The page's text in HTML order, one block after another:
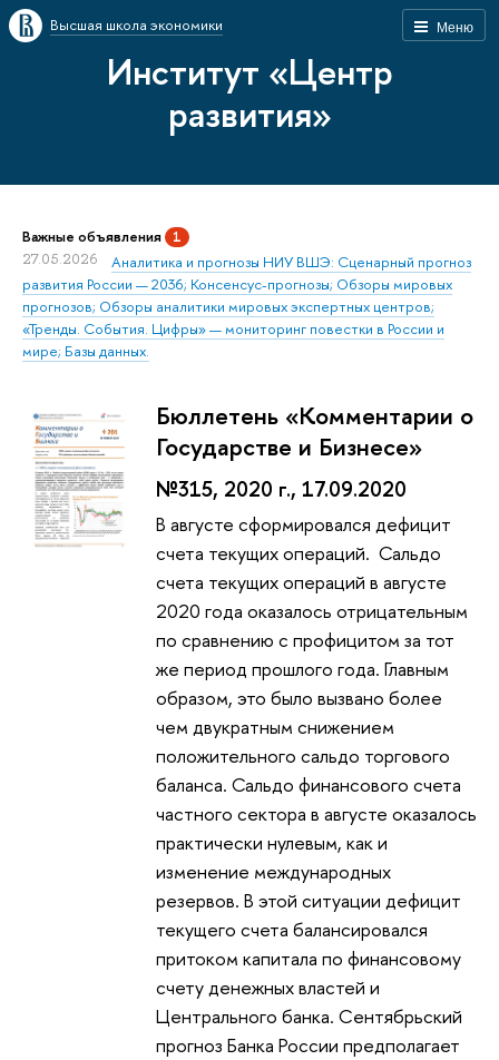
Меню
Высшая школа экономики
Институт «Центр
развития»
Важные объявления 1
27.05.2026
Аналитика и прогнозы НИУ ВШЭ: Сценарный прогноз
развития России — 2036; Консенсус-прогнозы; Обзоры мировых
прогнозов; Обзоры аналитики мировых экспертных центров;
«Тренды. События. Цифры» — мониторинг повестки в России и
мире; Базы данных.
Бюллетень «Комментарии о
Государстве и Бизнесе»
№315, 2020 г., 17.09.2020
В августе сформировался дефицит
счета текущих операций. Сальдо
счета текущих операций в августе
2020 года оказалось отрицательным
по сравнению с профицитом за тот
же период прошлого года. Главным
образом, это было вызвано более
чем двукратным снижением
положительного сальдо торгового
баланса. Сальдо финансового счета
частного сектора в августе оказалось
практически нулевым, как и
изменение международных
резервов. В этой ситуации дефицит
текущего счета балансировался
притоком капитала по финансовому
счету денежных властей и
Центрального банка. Сентябрьский
прогноз Банка России предполагает